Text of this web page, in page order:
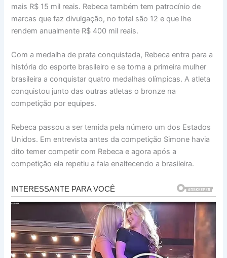
mais R$ 15 mil reais. Rebeca também tem patrocínio de
marcas que faz divulgação, no total são 12 e que lhe
rendem anualmente R$ 400 mil reais.
Com a medalha de prata conquistada, Rebeca entra para a
história do esporte brasileiro e se torna a primeira mulher
brasileira a conquistar quatro medalhas olímpicas. A atleta
conquistou junto das outras atletas o bronze na
competição por equipes.
Rebeca passou a ser temida pela número um dos Estados
Unidos. Em entrevista antes da competição Simone havia
dito temer competir com Rebeca e agora após a
competição ela repetiu a fala enaltecendo a brasileira.